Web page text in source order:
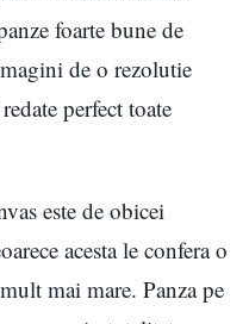
foarte bune de
de o rezolutie
perfect toate
este de obicei
acesta le confera o
mai mare. Panza pe